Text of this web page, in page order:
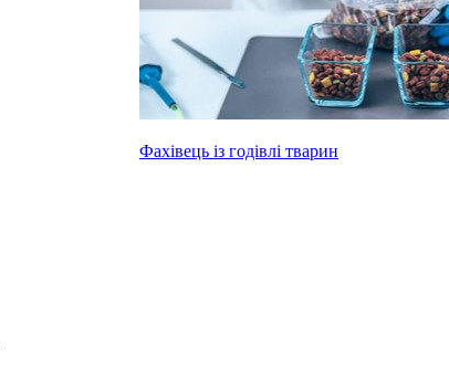
Фахівець із годівлі тварин